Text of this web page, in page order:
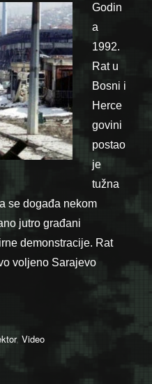
Godin
a
1992.
Rat u
Bosni i
Herce
govini
postao
je
tužna
se događa nekom
jutro građani
demonstracije. Rat
voljeno Sarajevo
,Video